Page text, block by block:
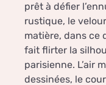
prêt à défier
rustique, le
matière, dans ce
fait flirter la
parisienne. L’air
dessinées, le